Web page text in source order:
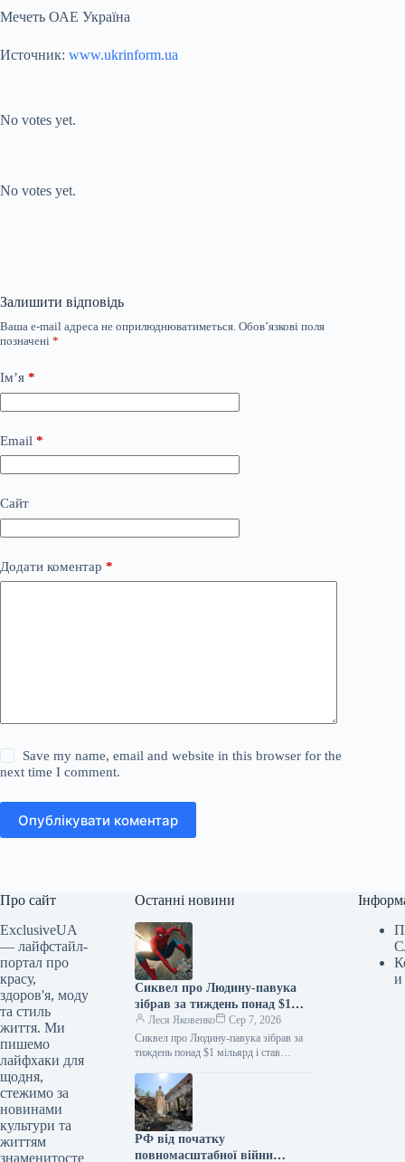
Мечеть ОАЕ Україна
Источник: www.ukrinform.ua
No votes yet.
No votes yet.
Залишити відповідь
Ваша e-mail адреса не оприлюднюватиметься. Обов’язкові поля
позначені *
Ім’я *
Email *
Сайт
Додати коментар *
Save my name, email and website in this browser for the
next time I comment.
Опублікувати коментар
Про сайт
ExclusiveUA
— лайфстайл-
портал про
красу,
здоров'я, моду
та стиль
життя. Ми
пишемо
лайфхаки для
щодня,
стежимо за
новинами
культури та
життям
знаменитосте
Останні новини
Сиквел про Людину-павука
зібрав за тиждень понад $1
мільярд і став найкасовішим
фільмом року
Леся Яковенко
Сер 7, 2026
Сиквел про Людину-павука зібрав за
тиждень понад $1 мільярд і став
06.08.2026 10:28 Укрінформ Стрічка
«Людина-павук: Абсолютно…
РФ від початку
повномасштабної війни
и